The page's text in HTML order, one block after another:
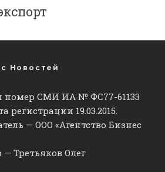
Новостей
номер СМИ ИА № ФС77-61133
регистрации 19.03.2015.
— ООО «Агентство Бизнес
Третьяков Олег